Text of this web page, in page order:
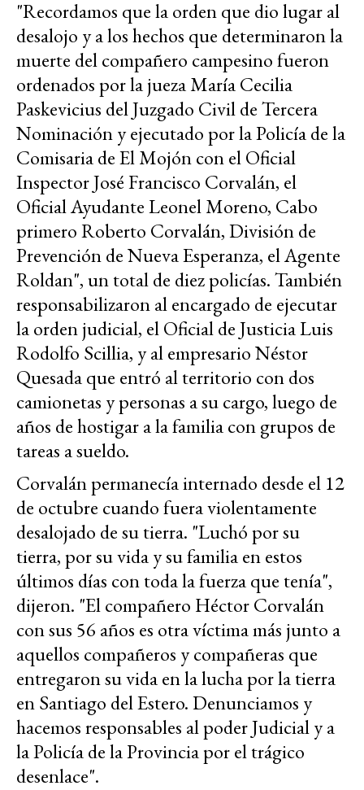
"Recordamos que la orden que dio lugar al
desalojo y a los hechos que determinaron la
muerte del compañero campesino fueron
ordenados por la jueza María Cecilia
Paskevicius del Juzgado Civil de Tercera
Nominación y ejecutado por la Policía de la
Comisaria de El Mojón con el Oficial
Inspector José Francisco Corvalán, el
Oficial Ayudante Leonel Moreno, Cabo
primero Roberto Corvalán, División de
Prevención de Nueva Esperanza, el Agente
Roldan", un total de diez policías. También
responsabilizaron al encargado de ejecutar
la orden judicial, el Oficial de Justicia Luis
Rodolfo Scillia, y al empresario Néstor
Quesada que entró al territorio con dos
camionetas y personas a su cargo, luego de
años de hostigar a la familia con grupos de
tareas a sueldo.
Corvalán permanecía internado desde el 12
de octubre cuando fuera violentamente
desalojado de su tierra. "Luchó por su
tierra, por su vida y su familia en estos
últimos días con toda la fuerza que tenía",
dijeron. "El compañero Héctor Corvalán
con sus 56 años es otra víctima más junto a
aquellos compañeros y compañeras que
entregaron su vida en la lucha por la tierra
en Santiago del Estero. Denunciamos y
hacemos responsables al poder Judicial y a
la Policía de la Provincia por el trágico
desenlace".